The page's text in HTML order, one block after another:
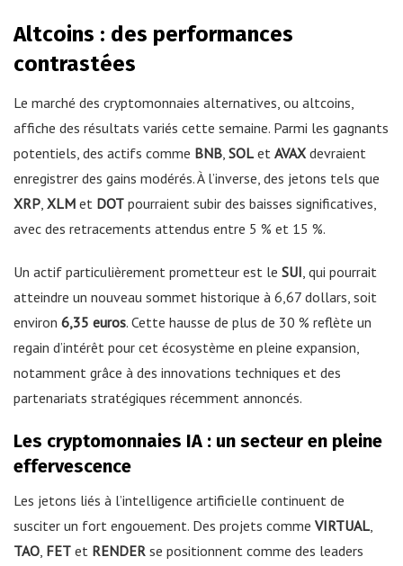
Altcoins : des performances
contrastées
Le marché des cryptomonnaies alternatives, ou altcoins,
affiche des résultats variés cette semaine. Parmi les gagnants
potentiels, des actifs comme BNB, SOL et AVAX devraient
enregistrer des gains modérés. À l’inverse, des jetons tels que
XRP, XLM et DOT pourraient subir des baisses significatives,
avec des retracements attendus entre 5 % et 15 %.
Un actif particulièrement prometteur est le SUI, qui pourrait
atteindre un nouveau sommet historique à 6,67 dollars, soit
environ 6,35 euros. Cette hausse de plus de 30 % reflète un
regain d’intérêt pour cet écosystème en pleine expansion,
notamment grâce à des innovations techniques et des
partenariats stratégiques récemment annoncés.
Les cryptomonnaies IA : un secteur en pleine
effervescence
Les jetons liés à l’intelligence artificielle continuent de
susciter un fort engouement. Des projets comme VIRTUAL,
TAO, FET et RENDER se positionnent comme des leaders